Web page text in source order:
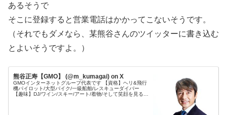
あるそうで
そこに登録すると営業電話はかかってこないそうです。
（それでもダメなら、某熊谷さんのツイッターに書き込む
とよいそうですよ。）
熊谷正寿【GMO】 (@m_kumagai) on X
GMOインターネットグループ代表です 【資格】ヘリ&飛行
機パイロット/大型バイク/一級船舶/レスキューダイバー
【趣味】DJ/ワイン/スキー/アート/着物/そして笑顔を見るこ